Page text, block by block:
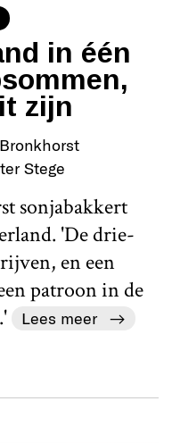
in één
zijn
Stege
sonjabakkert
'De drie-
en een
patroon in de
Lees meer